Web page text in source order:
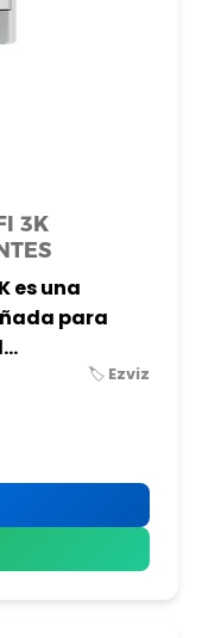
3K
es una
para
🏷️ Ezviz